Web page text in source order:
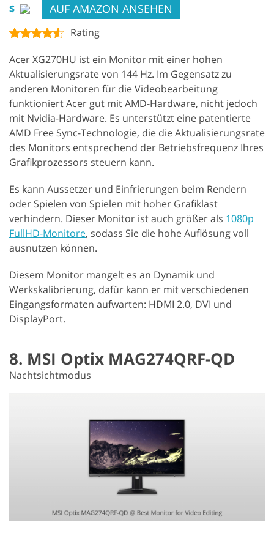
$ AUF AMAZON ANSEHEN
Rating
Acer XG270HU ist ein Monitor mit einer hohen
Aktualisierungsrate von 144 Hz. Im Gegensatz zu
anderen Monitoren für die Videobearbeitung
funktioniert Acer gut mit AMD-Hardware, nicht jedoch
mit Nvidia-Hardware. Es unterstützt eine patentierte
AMD Free Sync-Technologie, die die Aktualisierungsrate
des Monitors entsprechend der Betriebsfrequenz Ihres
Grafikprozessors steuern kann.
Es kann Aussetzer und Einfrierungen beim Rendern
oder Spielen von Spielen mit hoher Grafiklast
verhindern. Dieser Monitor ist auch größer als 1080p
FullHD-Monitore, sodass Sie die hohe Auflösung voll
ausnutzen können.
Diesem Monitor mangelt es an Dynamik und
Werkskalibrierung, dafür kann er mit verschiedenen
Eingangsformaten aufwarten: HDMI 2.0, DVI und
DisplayPort.
8. MSI Optix MAG274QRF-QD
Nachtsichtmodus